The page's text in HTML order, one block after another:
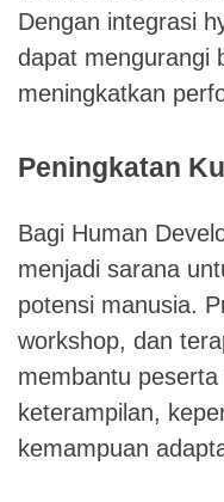
Dengan integrasi
dapat mengurangi
meningkatkan
Peningkatan
Bagi Human
menjadi sarana
potensi manusia.
workshop, dan
membantu
keterampilan,
kemampuan